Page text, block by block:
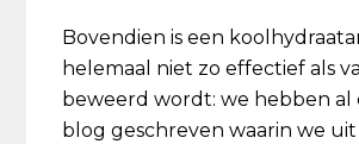
Bovendien is een
helemaal niet zo effectief als
beweerd wordt: we hebben al
blog geschreven waarin we